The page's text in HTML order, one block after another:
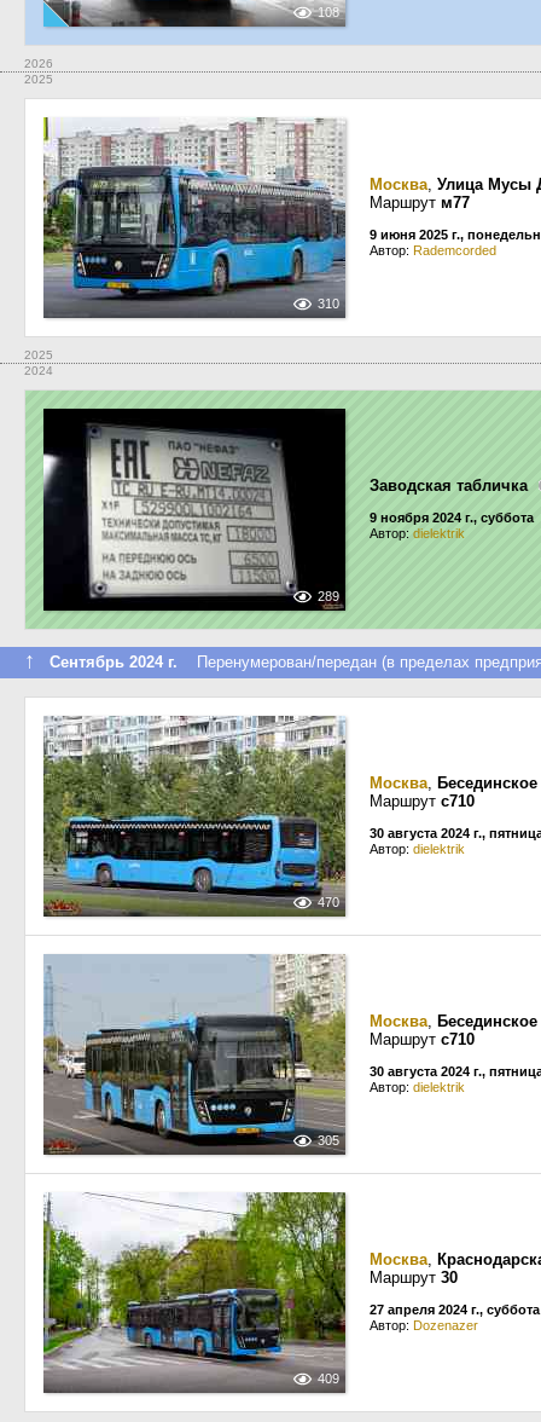
108
2026
2025
310
Москва, Улица Мусы
Маршрут м77
9 июня 2025 г.,
Автор: Rademcorded
2025
2024
289
Заводская табличка
9 ноября 2024 г., суббота
Автор: dielektrik
↑ Сентябрь 2024 г. Перенумерован/передан (в пределах
470
Москва,
Маршрут с710
30 августа 2024 г.,
Автор: dielektrik
305
Москва,
Маршрут с710
30 августа 2024 г.,
Автор: dielektrik
409
Москва,
Маршрут 30
27 апреля 2024 г., суббота
Автор: Dozenazer